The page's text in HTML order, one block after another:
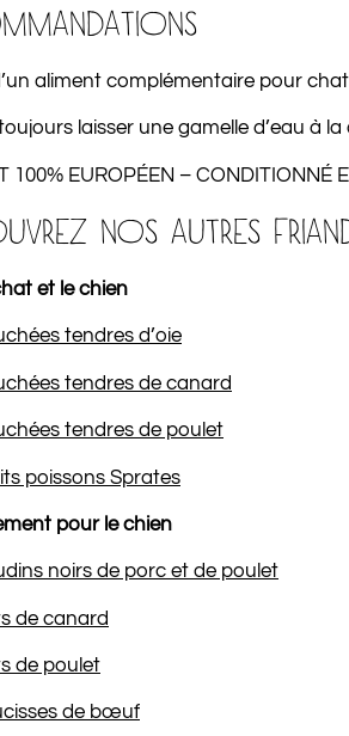
d’un aliment complémentaire pour
laisser une gamelle d’eau à
100% EUROPÉEN – CONDITIONNÉ
NOS AUTRES
et le chien
tendres d’oie
tendres de canard
tendres de poulet
poissons Sprates
pour le chien
noirs de porc et de poulet
de canard
de poulet
de bœuf